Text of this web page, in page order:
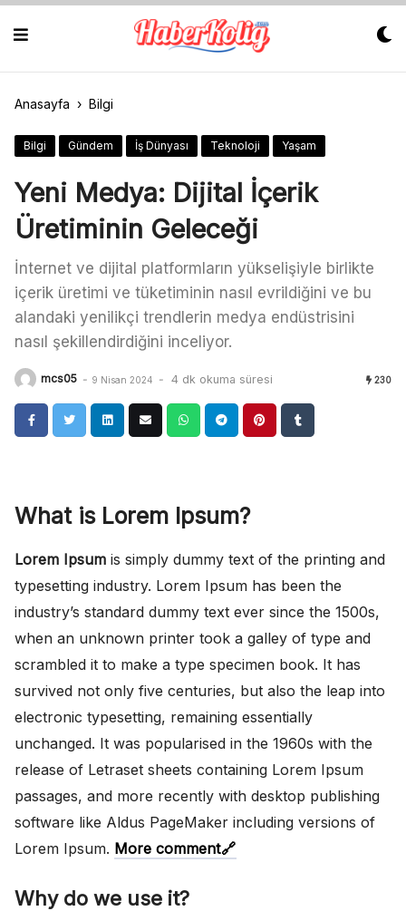
Skip
Anasayfa › Bilgi
Bilgi Gündem İş Dünyası Teknoloji Yaşam
Yeni Medya: Dijital İçerik
Üretiminin Geleceği
İnternet ve dijital platformların yükselişiyle birlikte
içerik üretimi ve tüketiminin nasıl evrildiğini ve bu
alandaki yenilikçi trendlerin medya endüstrisini
nasıl şekillendirdiğini inceliyor.
mcs05 - 9 Nisan 2024 - 4 dk okuma süresi 230
What is Lorem Ipsum?
Lorem Ipsum is simply dummy text of the printing and
typesetting industry. Lorem Ipsum has been the
industry’s standard dummy text ever since the 1500s,
when an unknown printer took a galley of type and
scrambled it to make a type specimen book. It has
survived not only five centuries, but also the leap into
electronic typesetting, remaining essentially
unchanged. It was popularised in the 1960s with the
release of Letraset sheets containing Lorem Ipsum
passages, and more recently with desktop publishing
software like Aldus PageMaker including versions of
Lorem Ipsum. More comment
Why do we use it?